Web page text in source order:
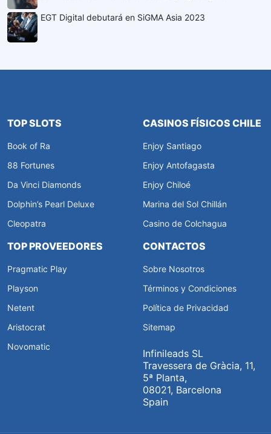
EGT Digital debutará en SiGMA Asia 2023
TOP SLOTS
Book of Ra
88 Fortunes
Da Vinci Diamonds
Dolphin’s Pearl Deluxe
Cleopatra
CASINOS FÍSICOS CHILE
Enjoy Santiago
Enjoy Antofagasta
Enjoy Chiloé
Marina del Sol Chillán
Casino de Colchagua
TOP PROVEEDORES
Pragmatic Play
Playson
Netent
Aristocrat
Novomatic
CONTACTOS
Sobre Nosotros
Términos y Condiciones
Política de Privacidad
Sitemap
Infinileads SL
Travessera de Gràcia, 11,
5ª Planta,
08021, Barcelona
Spain